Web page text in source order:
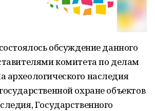
обсуждение данного
комитета по делам
наследия
охране объектов
Государственного